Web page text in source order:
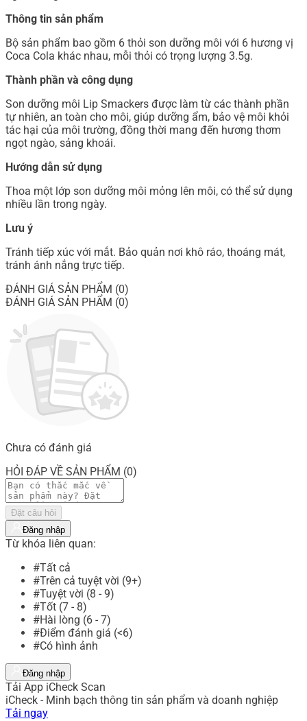
Thông tin sản phẩm
Bộ sản phẩm bao gồm 6 thỏi son dưỡng môi với 6 hương vị
Coca Cola khác nhau, mỗi thỏi có trọng lượng 3.5g.
Thành phần và công dụng
Son dưỡng môi Lip Smackers được làm từ các thành phần
tự nhiên, an toàn cho môi, giúp dưỡng ẩm, bảo vệ môi khỏi
tác hại của môi trường, đồng thời mang đến hương thơm
ngọt ngào, sảng khoái.
Hướng dẫn sử dụng
Thoa một lớp son dưỡng môi mỏng lên môi, có thể sử dụng
nhiều lần trong ngày.
Lưu ý
Tránh tiếp xúc với mắt. Bảo quản nơi khô ráo, thoáng mát,
tránh ánh nắng trực tiếp.
ĐÁNH GIÁ SẢN PHẨM (0)
ĐÁNH GIÁ SẢN PHẨM (0)
Chưa có đánh giá
HỎI ĐÁP VỀ SẢN PHẨM (0)
Đặt câu hỏi
Đăng nhập
Từ khóa liên quan:
#Tất cả
#Trên cả tuyệt vời (9+)
#Tuyệt vời (8 - 9)
#Tốt (7 - 8)
#Hài lòng (6 - 7)
#Điểm đánh giá (<6)
#Có hình ảnh
Đăng nhập
Tải App iCheck Scan
iCheck - Minh bạch thông tin sản phẩm và doanh nghiệp
Tải ngay